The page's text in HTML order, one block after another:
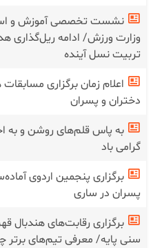
نشست تخصصی آموزش و
وزارت ورزش/ ادامه ریل‌گذاری
تربیت نسل آینده
اعلام زمان برگزاری
دختران و پسران
به پاس قلم‌های روشن و به
گرامی باد
پسران در ساری
برگزاری رقابت‌های هندبال
سنی پایه/ معرفی تیم‌های برتر